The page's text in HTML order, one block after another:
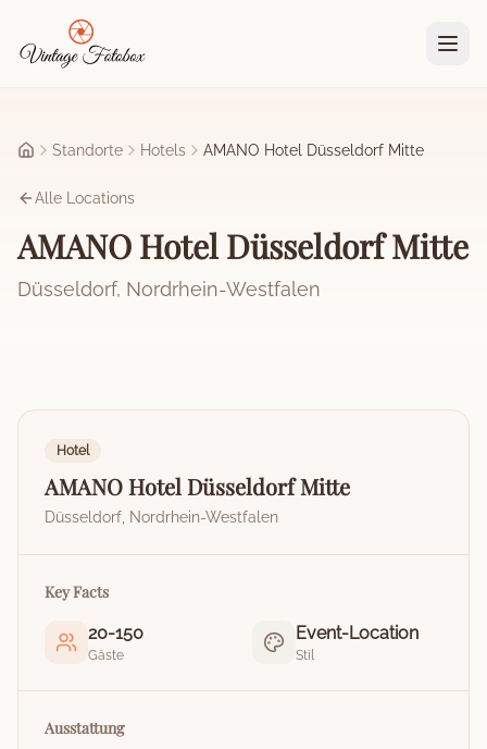
Startseite
Standorte Hotels AMANO Hotel Düsseldorf Mitte
Alle Locations
AMANO Hotel Düsseldorf Mitte
Düsseldorf, Nordrhein-Westfalen
Hotel
AMANO Hotel Düsseldorf Mitte
Düsseldorf Nordrhein-Westfalen
Key Facts
20-150
Gäste
Event-Location
Stil
Ausstattung